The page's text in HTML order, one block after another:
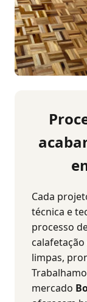
Cada
técnica e
processo
limpas,
mercado